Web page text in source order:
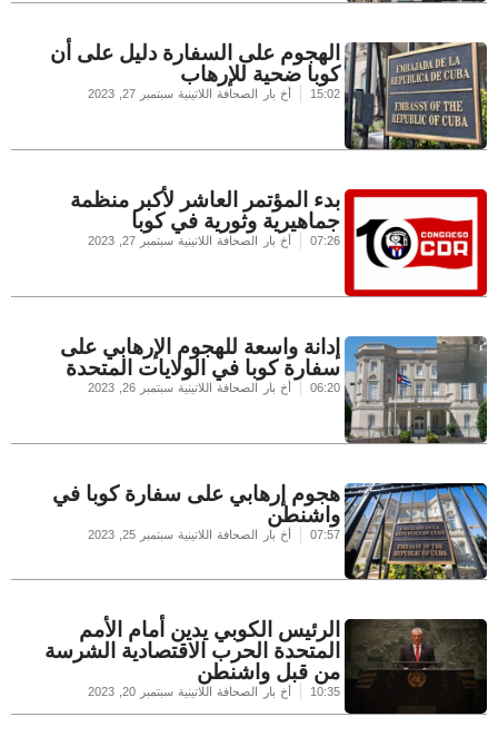
الهجوم على السفارة دليل على أن
كوبا ضحية للإرهاب
15:02 أخ بار الصحافة اللاتينية سبتمبر 27, 2023
بدء المؤتمر العاشر لأكبر منظمة
جماهيرية وثورية في كوبا
07:26 أخ بار الصحافة اللاتينية سبتمبر 27, 2023
إدانة واسعة للهجوم الإرهابي على
سفارة كوبا في الولايات المتحدة
06:20 أخ بار الصحافة اللاتينية سبتمبر 26, 2023
هجوم إرهابي على سفارة كوبا في
واشنطن
07:57 أخ بار الصحافة اللاتينية سبتمبر 25, 2023
الرئيس الكوبي يدين أمام الأمم
المتحدة الحرب الاقتصادية الشرسة
من قبل واشنطن
10:35 أخ بار الصحافة اللاتينية سبتمبر 20, 2023